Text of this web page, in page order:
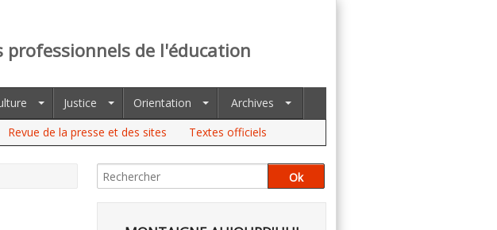
de l'éducation
Justice Orientation
Archives
Revue de la presse et des sites Textes officiels